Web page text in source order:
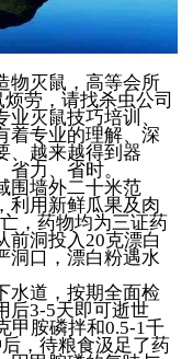
灭鼠，高等会所
劳，请找杀虫公司
灭鼠技巧培训、
着专业的理解、深
、越来越得到器
力、省时。
墙外二十米范
利用新鲜瓜果及肉
，药物均为三证药
前洞投入20克漂白
洞口，漂白粉遇水
道，按期全面检
后3-5天即可逝世
甲胺磷拌和0.5-1千
，待粮食汲足了药